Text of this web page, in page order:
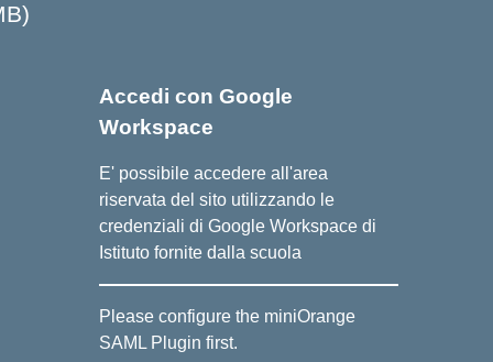
Accedi con Google
Workspace
E' possibile accedere all'area
riservata del sito utilizzando le
credenziali di Google Workspace di
Istituto fornite dalla scuola
Please configure the miniOrange
SAML Plugin first.